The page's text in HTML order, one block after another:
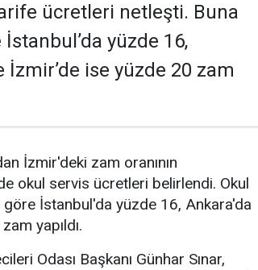
ücretleri netleşti. Buna
yüzde 16,
İzmir’de ise yüzde 20 zam
İzmir'deki zam oranının
okul servis ücretleri belirlendi. Okul
İstanbul'da yüzde 16, Ankara'da
yapıldı.
Odası Başkanı Günhar Sınar,